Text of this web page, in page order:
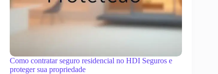
Como contratar seguro residencial no HDI Seguros e
proteger sua propriedade